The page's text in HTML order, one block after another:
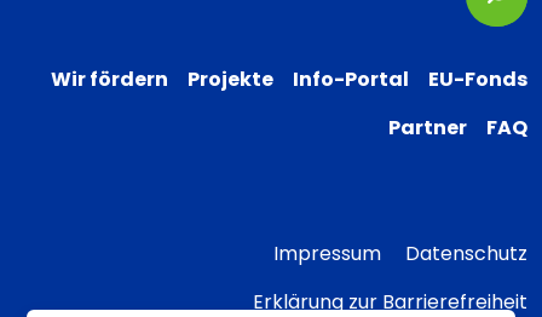
Wir fördern Projekte Info-Portal
EU-Fonds
Partner
FAQ
Impressum
Datenschutz
Erklärung zur Barrierefreiheit